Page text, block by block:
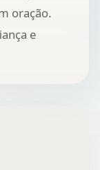
oração.
e